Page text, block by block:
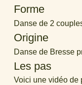
Forme
Danse de 2
Origine
Danse de Bresse
Les pas
Voici une vidéo de